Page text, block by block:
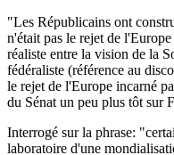
"Les Républicains ont
n'était pas le rejet de
réaliste entre la vision de la
fédéraliste (référence au
le rejet de l'Europe incarné
du Sénat un peu plus tôt sur
Interrogé sur la phrase:
laboratoire d'une